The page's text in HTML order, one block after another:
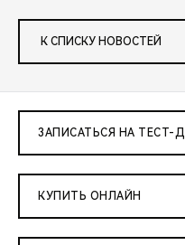
К СПИСКУ НОВОСТЕЙ
ЗАПИСАТЬСЯ НА ТЕСТ-
КУПИТЬ ОНЛАЙН